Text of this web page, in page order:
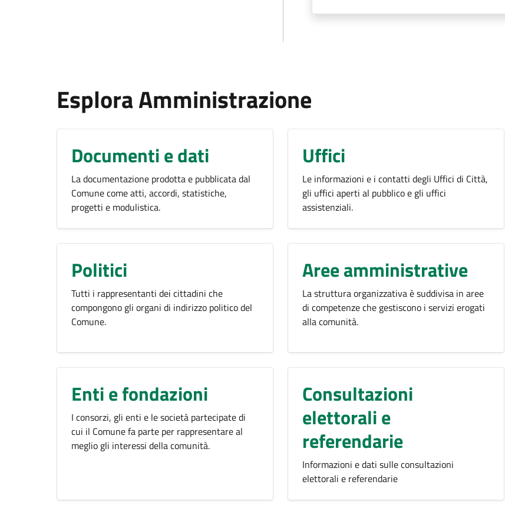
Esplora Amministrazione
Documenti e dati
La documentazione prodotta e pubblicata dal
Comune come atti, accordi, statistiche,
progetti e modulistica.
Uffici
Le informazioni e i contatti degli Uffici di Città,
gli uffici aperti al pubblico e gli uffici
assistenziali.
Politici
Tutti i rappresentanti dei cittadini che
compongono gli organi di indirizzo politico del
Comune.
Aree amministrative
La struttura organizzativa è suddivisa in aree
di competenze che gestiscono i servizi erogati
alla comunità.
Enti e fondazioni
I consorzi, gli enti e le società partecipate di
cui il Comune fa parte per rappresentare al
meglio gli interessi della comunità.
Consultazioni
elettorali e
referendarie
Informazioni e dati sulle consultazioni
elettorali e referendarie